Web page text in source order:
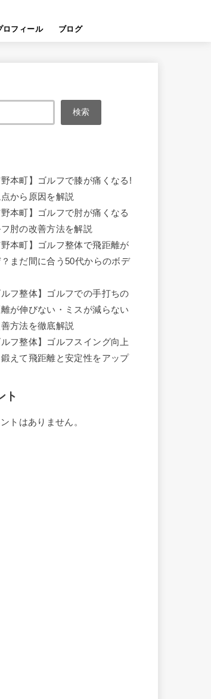
ロフィール ブログ
検索
野本町】ゴルフで膝が痛くなる!
から原因を解説
野本町】ゴルフで肘が痛くなる
肘の改善方法を解説
野本町】ゴルフ整体で飛距離が
まだ間に合う50代からのボデ
ルフ整体】ゴルフでの手打ちの
が伸びない・ミスが減らない
方法を徹底解説
ルフ整体】ゴルフスイング向上
えて飛距離と安定性をアップ
ト
トはありません。